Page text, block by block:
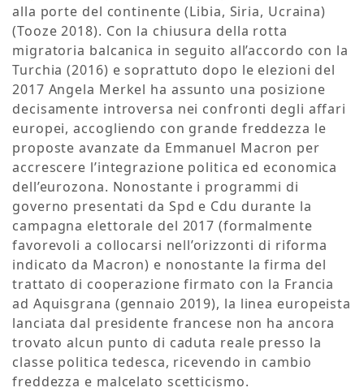
alla porte del continente (Libia, Siria, Ucraina)
(Tooze 2018). Con la chiusura della rotta
migratoria balcanica in seguito all’accordo con la
Turchia (2016) e soprattuto dopo le elezioni del
2017 Angela Merkel ha assunto una posizione
decisamente introversa nei confronti degli affari
europei, accogliendo con grande freddezza le
proposte avanzate da Emmanuel Macron per
accrescere l’integrazione politica ed economica
dell’eurozona. Nonostante i programmi di
governo presentati da Spd e Cdu durante la
campagna elettorale del 2017 (formalmente
favorevoli a collocarsi nell’orizzonti di riforma
indicato da Macron) e nonostante la firma del
trattato di cooperazione firmato con la Francia
ad Aquisgrana (gennaio 2019), la linea europeista
lanciata dal presidente francese non ha ancora
trovato alcun punto di caduta reale presso la
classe politica tedesca, ricevendo in cambio
freddezza e malcelato scetticismo.